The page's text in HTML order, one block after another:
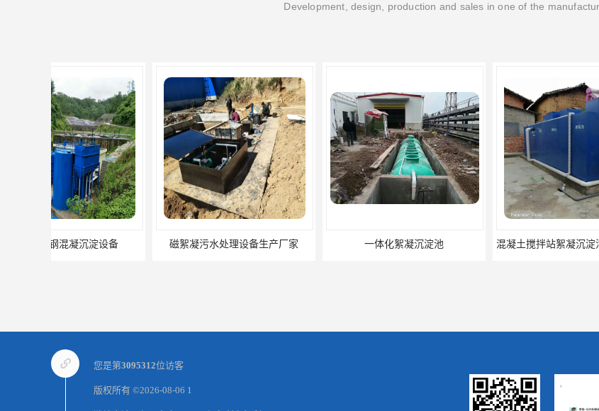
Development, design, production and sales in one of the
磁絮凝污水处理设备生产厂家 一体化絮凝沉淀池 混凝土搅拌站絮凝沉淀污水处理设备
您是第3095312位访客
版权所有 ©2026-08-06 1